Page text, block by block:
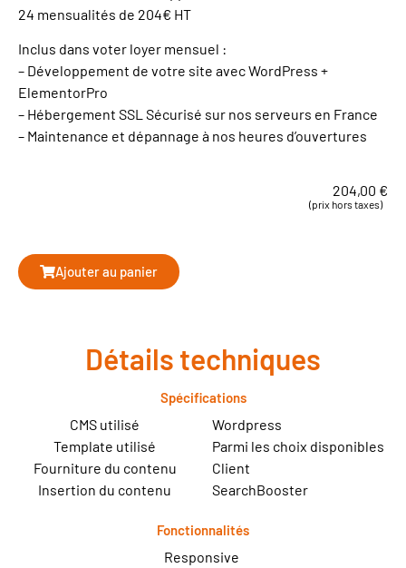
24 mensualités de 204€ HT
Inclus dans voter loyer mensuel :
– Développement de votre site avec WordPress +
ElementorPro
– Hébergement SSL Sécurisé sur nos serveurs en France
– Maintenance et dépannage à nos heures d’ouvertures
204,00 €
(prix hors taxes)
Ajouter au panier
Détails techniques
Spécifications
CMS utilisé
Template utilisé
Fourniture du contenu
Insertion du contenu
Wordpress
Parmi les choix disponibles
Client
SearchBooster
Fonctionnalités
Responsive